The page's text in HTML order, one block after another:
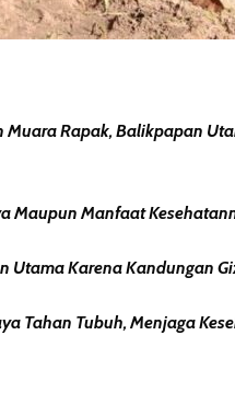
Rapak, Balikpapan
Maupun Manfaat
Karena Kandungan
Tahan Tubuh, Menjaga